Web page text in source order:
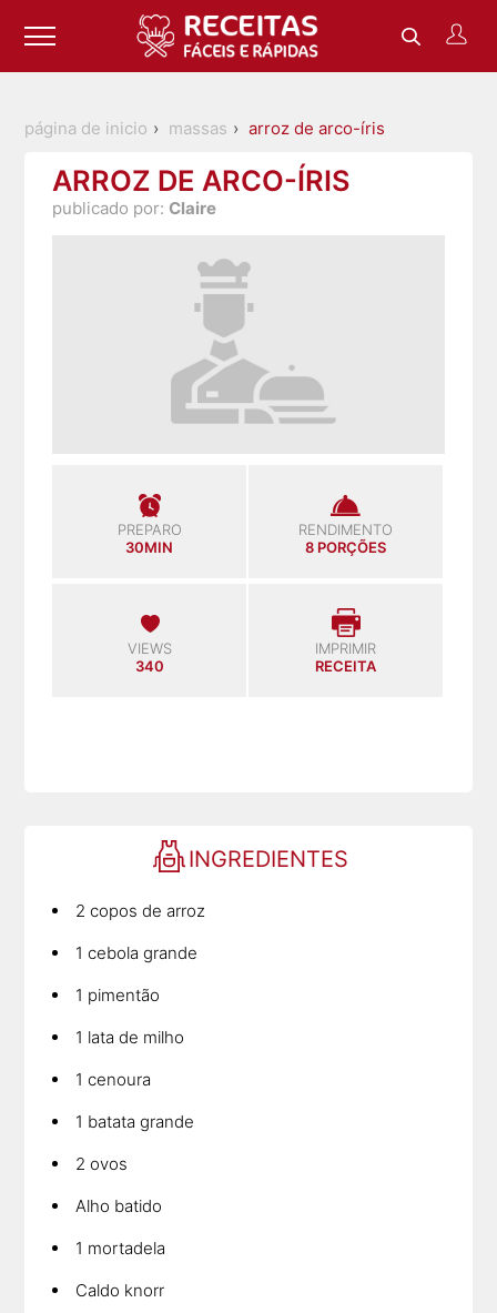
página de inicio massas arroz de arco-íris
ARROZ DE ARCO-ÍRIS
publicado por: Claire
PREPARO
30MIN
RENDIMENTO
8 PORÇÕES
VIEWS
340
IMPRIMIR
RECEITA
INGREDIENTES
2 copos de arroz
1 cebola grande
1 pimentão
1 lata de milho
1 cenoura
1 batata grande
2 ovos
Alho batido
1 mortadela
Caldo knorr